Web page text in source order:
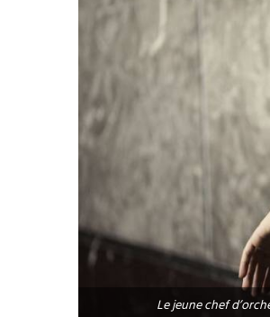
Le jeune chef